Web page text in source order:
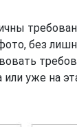
без
уже на